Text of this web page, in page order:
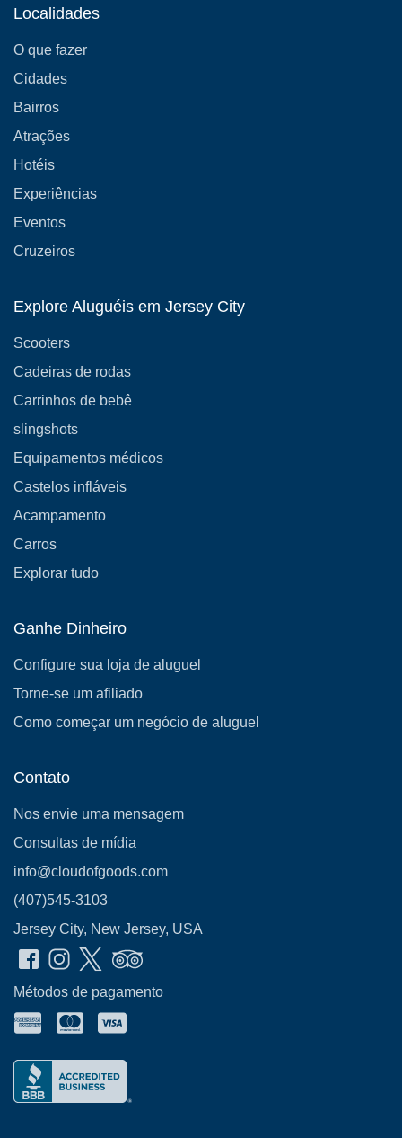
Localidades
O que fazer
Cidades
Bairros
Atrações
Hotéis
Experiências
Eventos
Cruzeiros
Explore Aluguéis em Jersey City
Scooters
Cadeiras de rodas
Carrinhos de bebê
slingshots
Equipamentos médicos
Castelos infláveis
Acampamento
Carros
Explorar tudo
Ganhe Dinheiro
Configure sua loja de aluguel
Torne-se um afiliado
Como começar um negócio de aluguel
Contato
Nos envie uma mensagem
Consultas de mídia
info@cloudofgoods.com
(407)545-3103
Jersey City, New Jersey, USA
Métodos de pagamento